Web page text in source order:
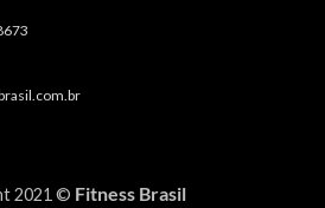
2021 © Fitness Brasil